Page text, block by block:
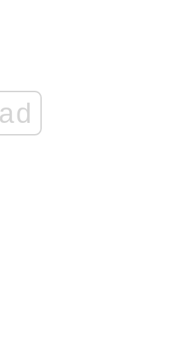
ad